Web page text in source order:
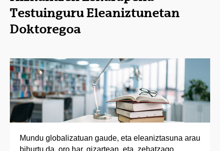
Testuinguru Eleaniztunetan
Doktoregoa
Mundu globalizatuan gaude, eta eleaniztasuna arau